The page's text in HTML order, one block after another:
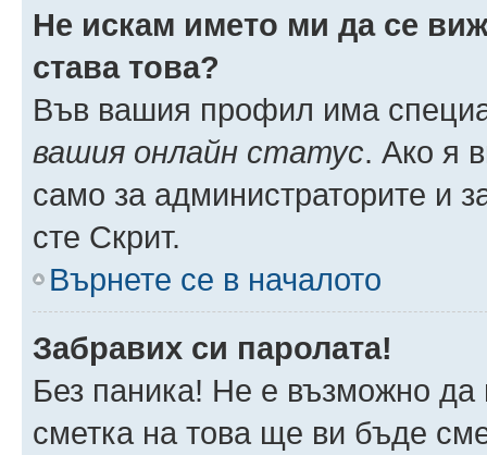
Не искам името ми да се
става това?
Във вашия профил има
вашия онлайн статус. Ако я
само за администраторите и
сте Скрит.
Върнете се в началото
Забравих си паролата!
Без паника! Не е възможно да
сметка на това ще ви бъде